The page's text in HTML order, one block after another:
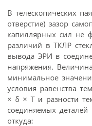
В телескопических
отверстие) зазор
капиллярных сил не
различий в ТКЛР
вывода ЭРИ в
напряжения.
минимальное
условия равенства
× δ × T и разности
соединяемых деталей
откуда: